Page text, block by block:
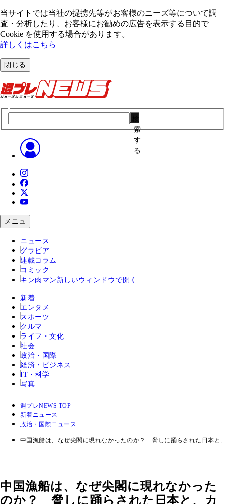
当サイトでは当社の提携先等がお客様のニーズ等について調
査・分析したり、お客様にお勧めの広告を表⽰する⽬的で
Cookie を使⽤する場合があります。
詳しくはこちら
閉じる
索
す
る
メニュ
ニュース
グラビア
連載コラム
コミック
キン肉マン 新しいウィンドウで開く
新着
エンタメ
スポーツ
クルマ
ライフ・文化
社会
政治・国際
経済・ビジネス
IT・科学
写真
週プレNEWS TOP
新着ニュース
政治・国際ニュース
中国漁船は、なぜ尖閣に現れなかったのか？ 脅しに踊らされた日本と
中国漁船は、なぜ尖閣に現れなかった
のか？ 脅しに踊らされた日本と、カ